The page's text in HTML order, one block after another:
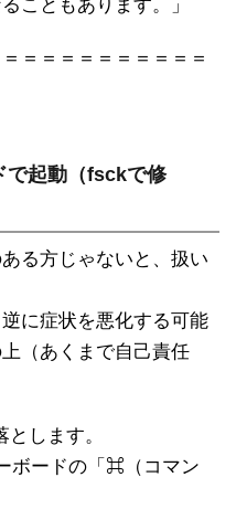
こともあります。」
＝＝＝＝＝＝＝＝＝＝
で起動（fsckで修
る方じゃないと、扱い
に症状を悪化する可能
（あくまで自己責任
します。
ボードの「⌘（コマン